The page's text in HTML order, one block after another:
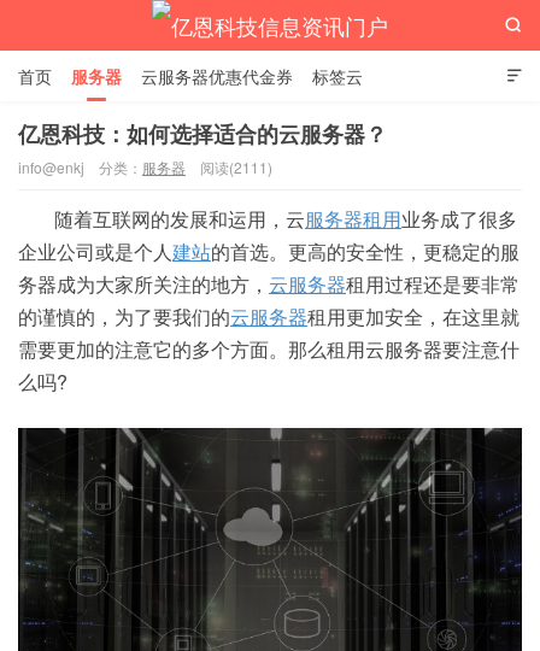

首页 服务器 云服务器优惠代金券 标签云

亿恩科技：如何选择适合的云服务器？
info@enkj 分类： 服务器 阅读(2111)
随着互联网的发展和运用，云服务器租用业务成了很多
企业公司或是个人建站的首选。更高的安全性，更稳定的服
务器成为大家所关注的地方， 云服务器租用过程还是要非常
的谨慎的，为了要我们的云服务器租用更加安全，在这里就
需要更加的注意它的多个方面。那么租用云服务器要注意什
么吗?